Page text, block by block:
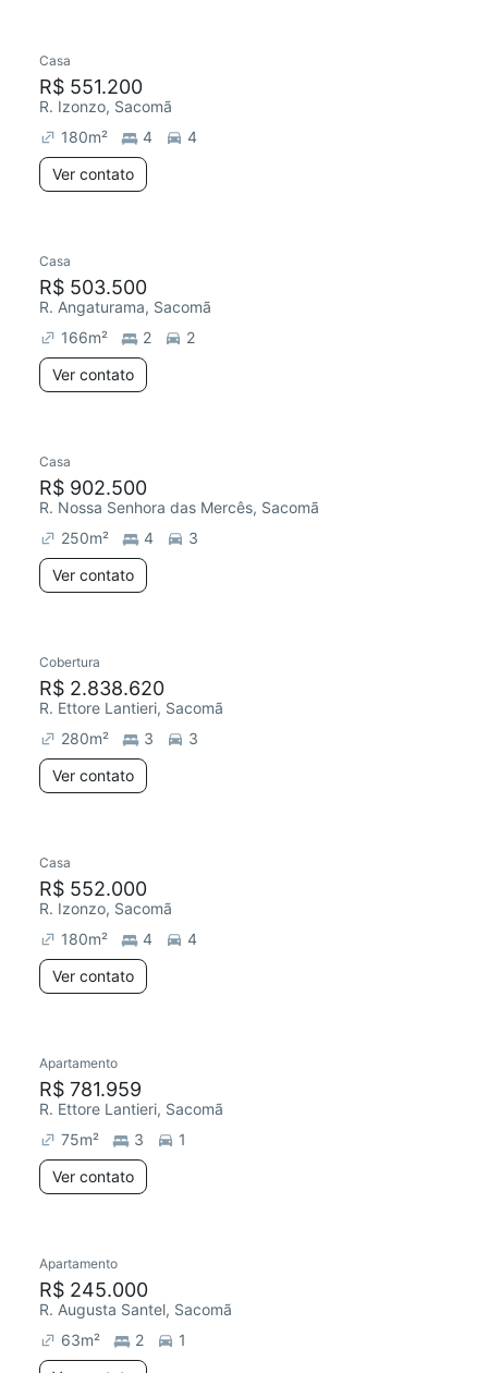
Casa
R$ 551.200
R. Izonzo, Sacomã
180m² 4
4
Ver contato
Casa
R$ 503.500
R. Angaturama, Sacomã
166m² 2
2
Ver contato
Casa
R$ 902.500
R. Nossa Senhora das Mercês, Sacomã
250m² 4
3
Ver contato
Cobertura
R$ 2.838.620
R. Ettore Lantieri, Sacomã
280m² 3
3
Ver contato
Casa
R$ 552.000
R. Izonzo, Sacomã
180m² 4
4
Ver contato
Apartamento
R$ 781.959
R. Ettore Lantieri, Sacomã
75m² 3
1
Ver contato
Apartamento
R$ 245.000
R. Augusta Santel, Sacomã
63m² 2
1